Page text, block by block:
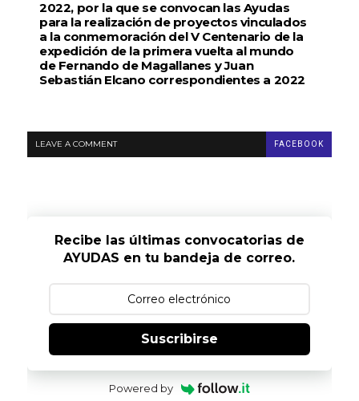
2022, por la que se convocan las Ayudas
para la realización de proyectos vinculados
a la conmemoración del V Centenario de la
expedición de la primera vuelta al mundo
de Fernando de Magallanes y Juan
Sebastián Elcano correspondientes a 2022
LEAVE A COMMENT FACEBOOK
Recibe las últimas convocatorias de
AYUDAS en tu bandeja de correo.
Suscribirse
Powered by